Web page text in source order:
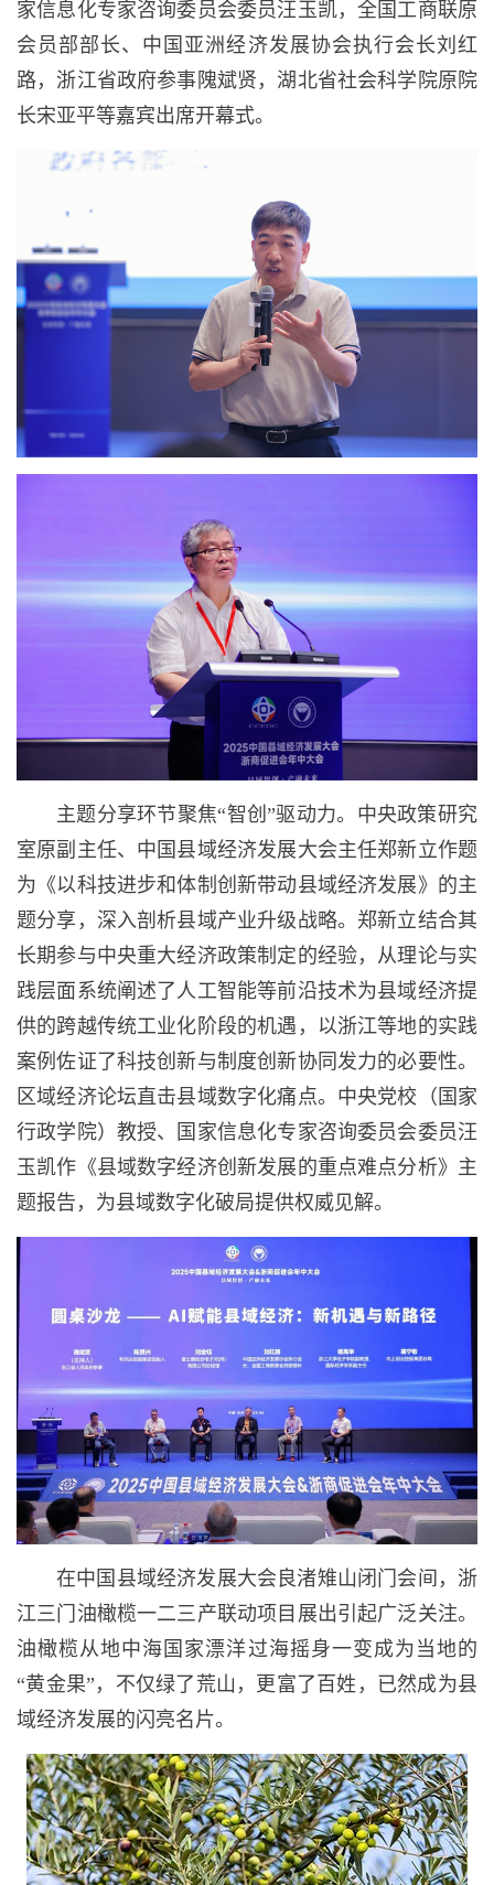
家信息化专家咨询委员会委员汪玉凯，全国工商联原
会员部部长、中国亚洲经济发展协会执行会长刘红
路，浙江省政府参事隗斌贤，湖北省社会科学院原院
长宋亚平等嘉宾出席开幕式。
主题分享环节聚焦“智创”驱动力。中央政策研究
室原副主任、中国县域经济发展大会主任郑新立作题
为《以科技进步和体制创新带动县域经济发展》的主
题分享，深入剖析县域产业升级战略。郑新立结合其
长期参与中央重大经济政策制定的经验，从理论与实
践层面系统阐述了人工智能等前沿技术为县域经济提
供的跨越传统工业化阶段的机遇，以浙江等地的实践
案例佐证了科技创新与制度创新协同发力的必要性。
区域经济论坛直击县域数字化痛点。中央党校（国家
行政学院）教授、国家信息化专家咨询委员会委员汪
玉凯作《县域数字经济创新发展的重点难点分析》主
题报告，为县域数字化破局提供权威见解。
在中国县域经济发展大会良渚雉山闭门会间，浙
江三门油橄榄一二三产联动项目展出引起广泛关注。
油橄榄从地中海国家漂洋过海摇身一变成为当地的
“黄金果”，不仅绿了荒山，更富了百姓，已然成为县
域经济发展的闪亮名片。